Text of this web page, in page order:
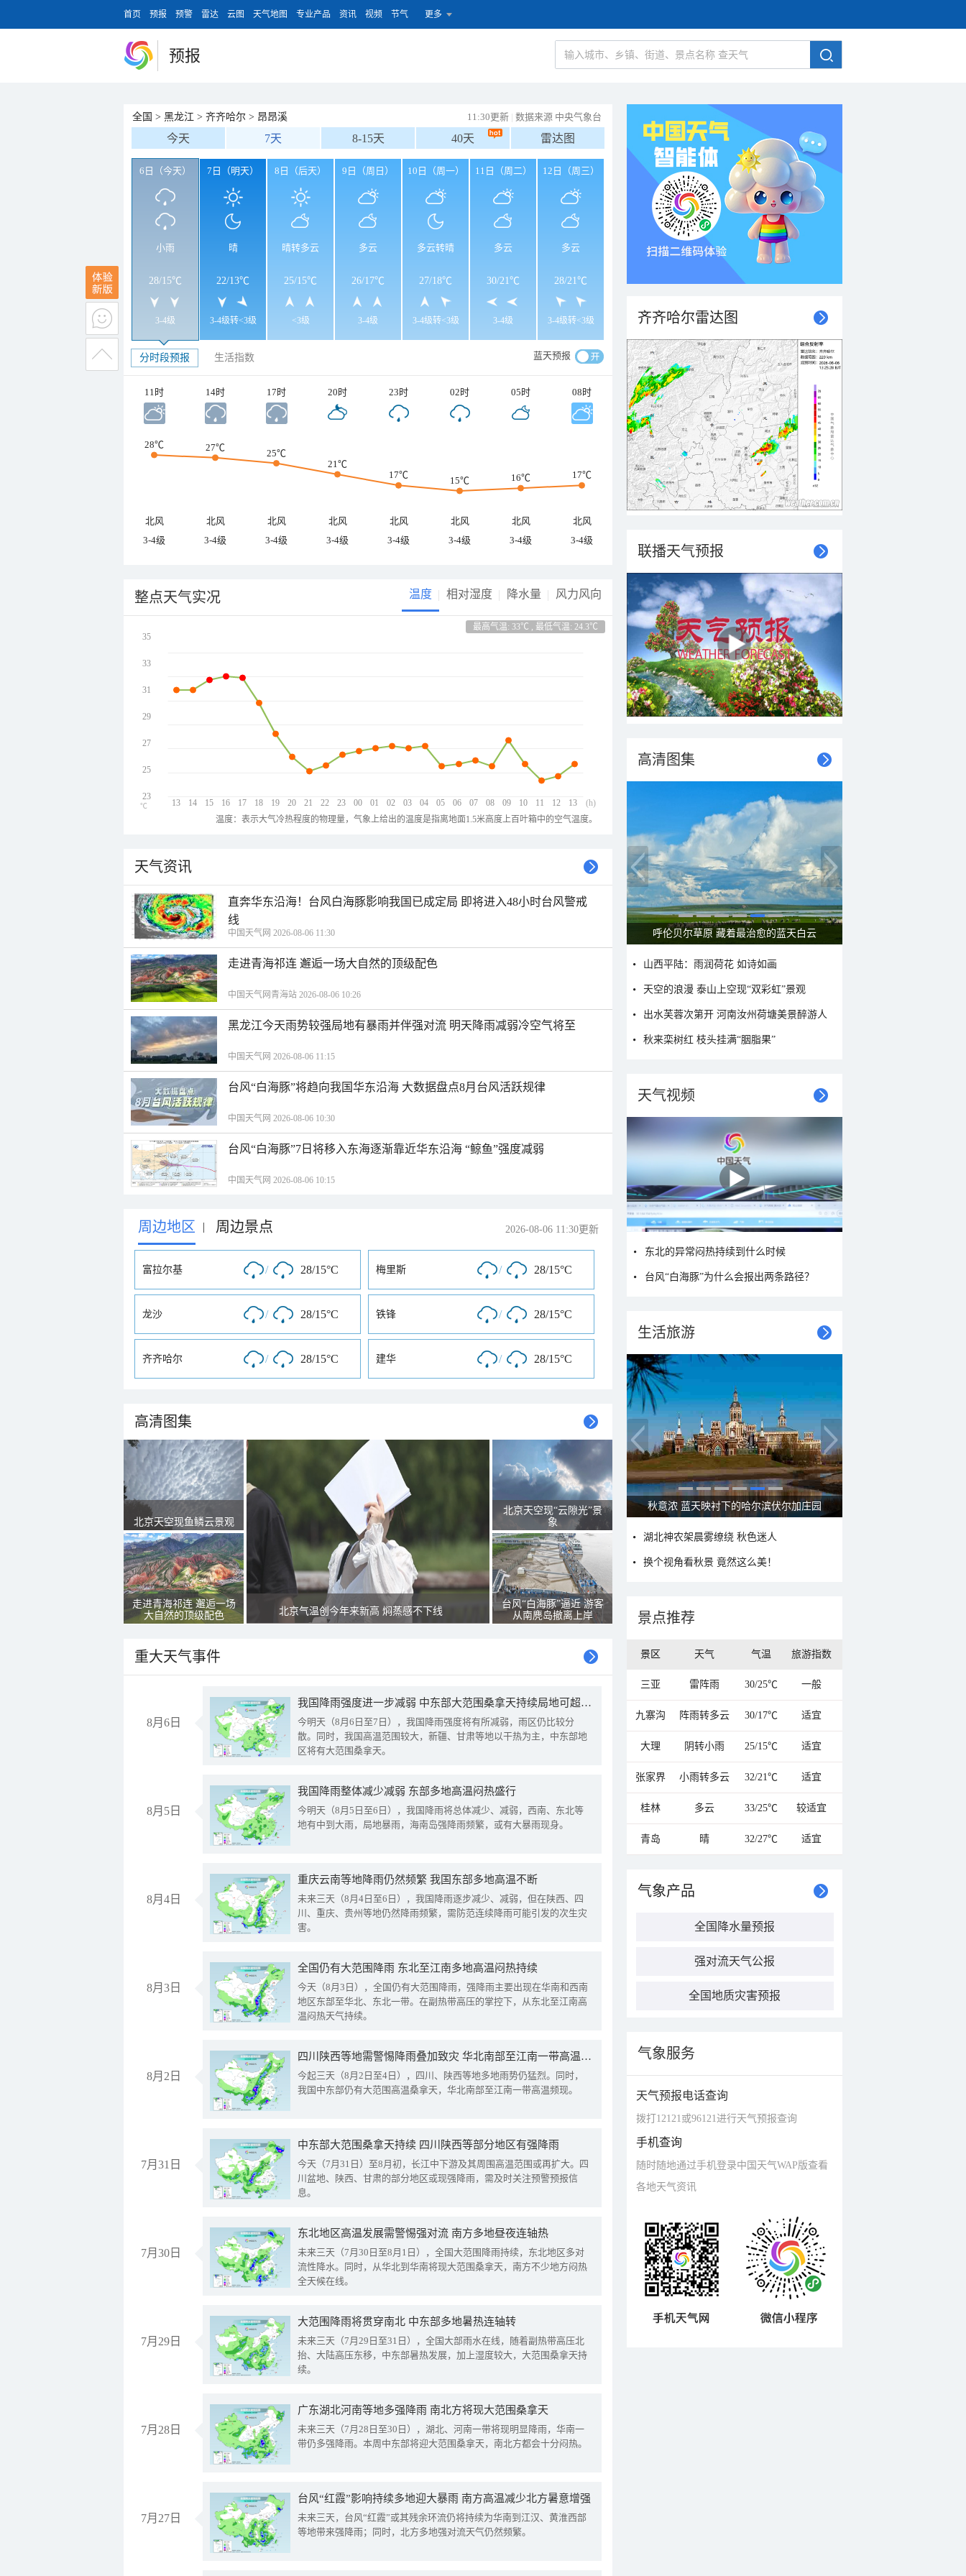
首页 预报 预警 雷达 云图 天气地图 专业产品 资讯 视频 节气 更多
预报
全国 > 黑龙江 > 齐齐哈尔 > 昂昂溪 11:30更新 | 数据来源 中央气象台
今天 7天 8-15天 40天 雷达图
6日（今天）
小雨
28/15℃
3-4级
7日（明天）
晴
22/13℃
3-4级转<3级
8日（后天）
晴转多云
25/15℃
<3级
9日（周日）
多云
26/17℃
3-4级
10日（周一）
多云转晴
27/18℃
3-4级转<3级
11日（周二）
多云
30/21℃
3-4级
12日（周三）
多云
28/21℃
3-4级转<3级
分时段预报 生活指数 蓝天预报
11时 14时 17时 20时 23时 02时 05时 08时
28℃ 27℃
25℃
21℃
17℃
15℃ 16℃ 17℃
北风 北风 北风 北风 北风 北风 北风
北风
3-4级
3-4级 3-4级 3-4级 3-4级 3-4级 3-4级 3-4级
整点天气实况 温度 相对湿度 降水量 风力风向
最高气温: 33℃ , 最低气温: 24.3℃
13 14 15 16 17 18 19 20 21 22 23 00 01 02 03 04 05 06 07 08 09 10 11 12 13
35
33
31
29
27
25
23
(h)
℃
温度：表示大气冷热程度的物理量，气象上给出的温度是指离地面1.5米高度上百叶箱中的空气温度。
天气资讯
直奔华东沿海！台风白海豚影响我国已成定局 即将进入48小时台风警戒
线
中国天气网 2026-08-06 11:30
走进青海祁连 邂逅一场大自然的顶级配色
中国天气网青海站 2026-08-06 10:26
黑龙江今天雨势较强局地有暴雨并伴强对流 明天降雨减弱冷空气将至
中国天气网 2026-08-06 11:15
台风“白海豚”将趋向我国华东沿海 大数据盘点8月台风活跃规律
中国天气网 2026-08-06 10:30
台风“白海豚”7日将移入东海逐渐靠近华东沿海 “鲸鱼”强度减弱
中国天气网 2026-08-06 10:15
周边地区 | 周边景点 2026-08-06 11:30更新
富拉尔基 / 28/15°C 梅里斯 / 28/15°C
龙沙 / 28/15°C 铁锋 / 28/15°C
齐齐哈尔 / 28/15°C 建华 / 28/15°C
高清图集
北京天空现鱼鳞云景观
走进青海祁连 邂逅一场
大自然的顶级配色
北京气温创今年来新高 焖蒸感不下线
北京天空现“云隙光”景
象
台风“白海豚”逼近 游客
从南麂岛撤离上岸
重大天气事件
8月6日
我国降雨强度进一步减弱 中东部大范围桑拿天持续局地可超38℃
今明天（8月6日至7日），我国降雨强度将有所减弱，雨区仍比较分
散。同时，我国高温范围较大，新疆、甘肃等地以干热为主，中东部地
区将有大范围桑拿天。
8月5日
我国降雨整体减少减弱 东部多地高温闷热盛行
今明天（8月5日至6日），我国降雨将总体减少、减弱，西南、东北等
地有中到大雨，局地暴雨，海南岛强降雨频繁，或有大暴雨现身。
8月4日
重庆云南等地降雨仍然频繁 我国东部多地高温不断
未来三天（8月4日至6日），我国降雨逐步减少、减弱，但在陕西、四
川、重庆、贵州等地仍然降雨频繁，需防范连续降雨可能引发的次生灾
害。
8月3日
全国仍有大范围降雨 东北至江南多地高温闷热持续
今天（8月3日），全国仍有大范围降雨，强降雨主要出现在华南和西南
地区东部至华北、东北一带。在副热带高压的掌控下，从东北至江南高
温闷热天气持续。
8月2日
四川陕西等地需警惕降雨叠加致灾 华北南部至江南一带高温频现
今起三天（8月2日至4日），四川、陕西等地多地雨势仍猛烈。同时，
我国中东部仍有大范围高温桑拿天，华北南部至江南一带高温频现。
7月31日
中东部大范围桑拿天持续 四川陕西等部分地区有强降雨
今天（7月31日）至8月初，长江中下游及其周围高温范围或再扩大。四
川盆地、陕西、甘肃的部分地区或现强降雨，需及时关注预警预报信
息。
7月30日
东北地区高温发展需警惕强对流 南方多地昼夜连轴热
未来三天（7月30日至8月1日），全国大范围降雨持续，东北地区多对
流性降水。同时，从华北到华南将现大范围桑拿天，南方不少地方闷热
全天候在线。
7月29日
大范围降雨将贯穿南北 中东部多地暑热连轴转
未来三天（7月29日至31日），全国大部雨水在线，随着副热带高压北
抬、大陆高压东移，中东部暑热发展，加上湿度较大，大范围桑拿天持
续。
7月28日
广东湖北河南等地多强降雨 南北方将现大范围桑拿天
未来三天（7月28日至30日），湖北、河南一带将现明显降雨，华南一
带仍多强降雨。本周中东部将迎大范围桑拿天，南北方都会十分闷热。
7月27日
台风“红霞”影响持续多地迎大暴雨 南方高温减少北方暑意增强
未来三天，台风“红霞”或其残余环流仍将持续为华南到江汉、黄淮西部
等地带来强降雨；同时，北方多地强对流天气仍然频繁。
齐齐哈尔雷达图
联播天气预报
高清图集
呼伦贝尔草原 藏着最治愈的蓝天白云
山西平陆：雨润荷花 如诗如画
天空的浪漫 泰山上空现“双彩虹”景观
出水芙蓉次第开 河南汝州荷塘美景醉游人
秋来栾树红 枝头挂满“胭脂果”
天气视频
东北的异常闷热持续到什么时候
台风“白海豚”为什么会报出两条路径？
生活旅游
秋意浓 蓝天映衬下的哈尔滨伏尔加庄园
湖北神农架晨雾缭绕 秋色迷人
换个视角看秋景 竟然这么美！
景点推荐
景区 天气 气温 旅游指数
三亚 雷阵雨 30/25℃ 一般
九寨沟 阵雨转多云 30/17℃ 适宜
大理 阴转小雨 25/15℃ 适宜
张家界 小雨转多云 32/21℃ 适宜
桂林 多云 33/25℃ 较适宜
青岛 晴 32/27℃ 适宜
气象产品
全国降水量预报
强对流天气公报
全国地质灾害预报
气象服务
天气预报电话查询
拨打12121或96121进行天气预报查询
手机查询
随时随地通过手机登录中国天气WAP版查看
各地天气资讯